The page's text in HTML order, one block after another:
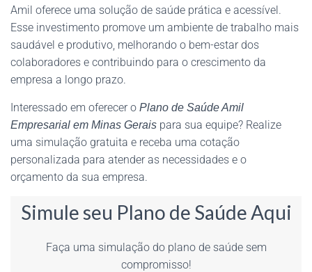
Amil oferece uma solução de saúde prática e acessível.
Esse investimento promove um ambiente de trabalho mais
saudável e produtivo, melhorando o bem-estar dos
colaboradores e contribuindo para o crescimento da
empresa a longo prazo.
Interessado em oferecer o Plano de Saúde Amil
Empresarial em Minas Gerais para sua equipe? Realize
uma simulação gratuita e receba uma cotação
personalizada para atender as necessidades e o
orçamento da sua empresa.
Simule seu Plano de Saúde Aqui
Faça uma simulação do plano de saúde sem
compromisso!